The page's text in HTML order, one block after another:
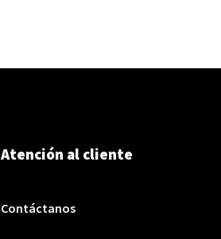
Atención al cliente
Contáctanos